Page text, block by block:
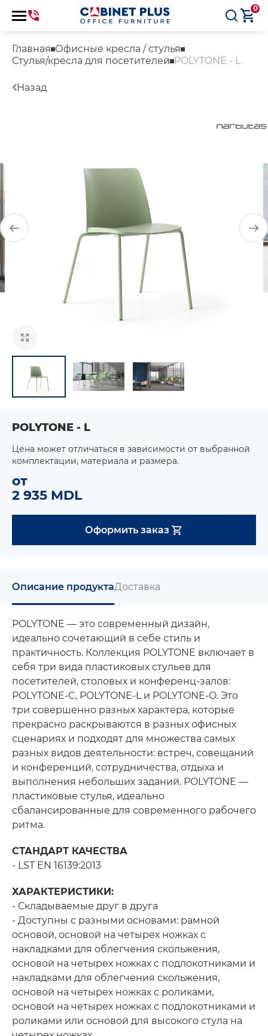
0
Главная Офисные кресла / стулья
Стулья/кресла для посетителей POLYTONE - L
Назад
POLYTONE - L
Цена может отличаться в зависимости от выбранной
комплектации, материала и размера.
от
2 935 MDL
Оформить заказ
Описание продуктаДоставка
POLYTONE — это современный дизайн,
идеально сочетающий в себе стиль и
практичность. Коллекция POLYTONE включает в
себя три вида пластиковых стульев для
посетителей, столовых и конференц-залов:
POLYTONE-C, POLYTONE-L и POLYTONE-O. Это
три совершенно разных характера, которые
прекрасно раскрываются в разных офисных
сценариях и подходят для множества самых
разных видов деятельности: встреч, совещаний
и конференций, сотрудничества, отдыха и
выполнения небольших заданий. POLYTONE —
пластиковые стулья, идеально
сбалансированные для современного рабочего
ритма.
СТАНДАРТ КАЧЕСТВА
- LST EN 16139:2013
ХАРАКТЕРИСТИКИ:
- Складываемые друг в друга
- Доступны с разными основами: рамной
основой, основой на четырех ножках с
накладками для облегчения скольжения,
основой на четырех ножках с подлокотниками и
накладками для облегчения скольжения,
основой на четырех ножках с роликами,
основой на четырех ножках с подлокотниками и
роликами или основой для высокого стула на